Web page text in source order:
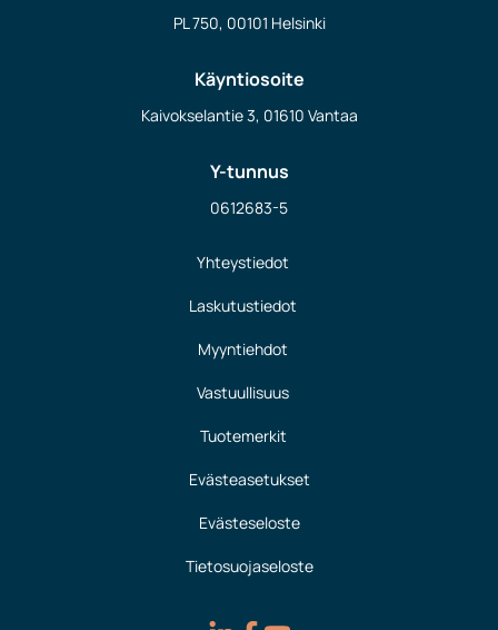
PL 750, 00101 Helsinki
Käyntiosoite
Kaivokselantie 3, 01610 Vantaa
Y-tunnus
0612683-5
Yhteystiedot
Laskutustiedot
Myyntiehdot
Vastuullisuus
Tuotemerkit
Evästeasetukset
Evästeseloste
Tietosuojaseloste